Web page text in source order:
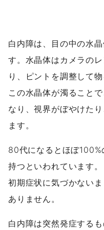
白内障は、目の中の水
す。水晶体はカメラの
り、ピントを調整して
この水晶体が濁ること
なり、視界がぼやけた
ます。
80代になるとほぼ
持つといわれています
初期症状に気づかない
ありません。
白内障は突然発症する